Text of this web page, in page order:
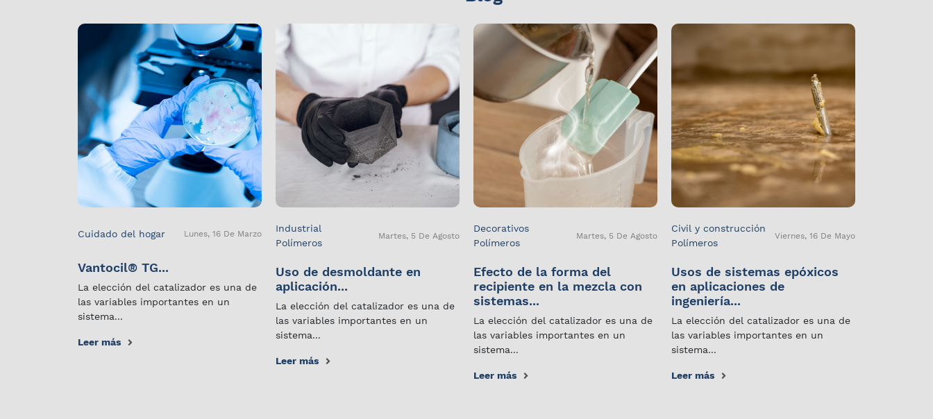
Cuidado del hogar Lunes, 16 De Marzo
Vantocil® TG...
La elección del catalizador es una de
las variables importantes en un
sistema...
Leer más
Industrial
Polímeros
Martes, 5 De Agosto
Uso de desmoldante en
aplicación...
La elección del catalizador es una de
las variables importantes en un
sistema...
Leer más
Decorativos
Polímeros
Martes, 5 De Agosto
Efecto de la forma del
recipiente en la mezcla con
sistemas...
La elección del catalizador es una de
las variables importantes en un
sistema...
Leer más
Civil y construcción
Polímeros
Viernes, 16 De Mayo
Usos de sistemas epóxicos
en aplicaciones de
ingeniería...
La elección del catalizador es una de
las variables importantes en un
sistema...
Leer más